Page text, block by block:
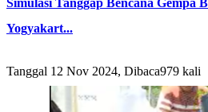
Simulasi Tanggap Bencana Gempa
Yogyakart...
Tanggal 12 Nov 2024, Dibaca979 kali